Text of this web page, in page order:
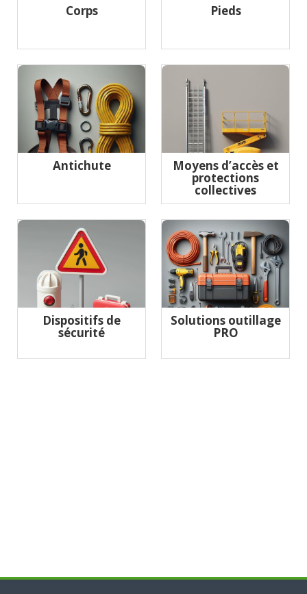
Corps Pieds
Antichute Moyens d’accès et
protections
collectives
Dispositifs de
sécurité
Solutions outillage
PRO